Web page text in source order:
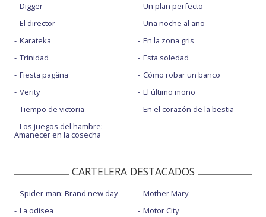
Digger
El director
Karateka
Trinidad
Fiesta pagäna
Verity
Tiempo de victoria
Los juegos del hambre:
Amanecer en la cosecha
Un plan perfecto
Una noche al año
En la zona gris
Esta soledad
Cómo robar un banco
El último mono
En el corazón de la bestia
CARTELERA DESTACADOS
Spider-man: Brand new day
La odisea
Mother Mary
Motor City